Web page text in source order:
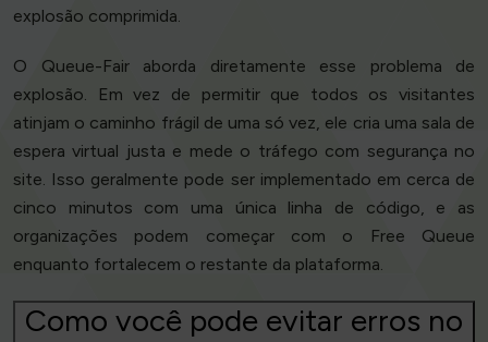
explosão comprimida.
O Queue-Fair aborda diretamente esse problema de
explosão. Em vez de permitir que todos os visitantes
atinjam o caminho frágil de uma só vez, ele cria uma sala de
espera virtual justa e mede o tráfego com segurança no
site. Isso geralmente pode ser implementado em cerca de
cinco minutos com uma única linha de código, e as
organizações podem começar com o Free Queue
enquanto fortalecem o restante da plataforma.
Como você pode evitar erros no